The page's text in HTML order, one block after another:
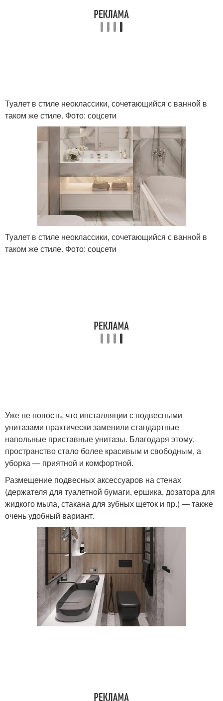
Туалет в стиле неоклассики, сочетающийся с ванной в
таком же стиле. Фото: соцсети
Туалет в стиле неоклассики, сочетающийся с ванной в
таком же стиле. Фото: соцсети
Уже не новость, что инсталляции с подвесными
унитазами практически заменили стандартные
напольные приставные унитазы. Благодаря этому,
пространство стало более красивым и свободным, а
уборка — приятной и комфортной.
Размещение подвесных аксессуаров на стенах
(держателя для туалетной бумаги, ершика, дозатора для
жидкого мыла, стакана для зубных щеток и пр.) — также
очень удобный вариант.